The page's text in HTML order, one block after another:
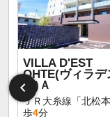
VILLA D'EST
OHTE(ヴィラデ
手)Ａ
ＪＲ大糸線「北松
歩4分